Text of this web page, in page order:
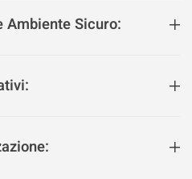
Ambiente Sicuro: